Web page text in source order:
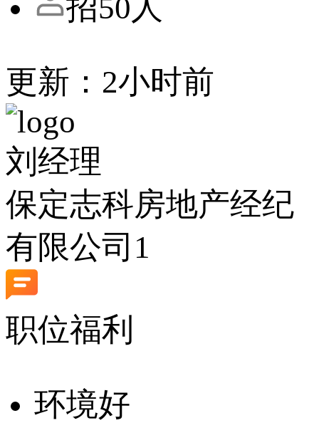
招50人
更新：2小时前
刘经理
保定志科房地产经纪
有限公司1
职位福利
环境好